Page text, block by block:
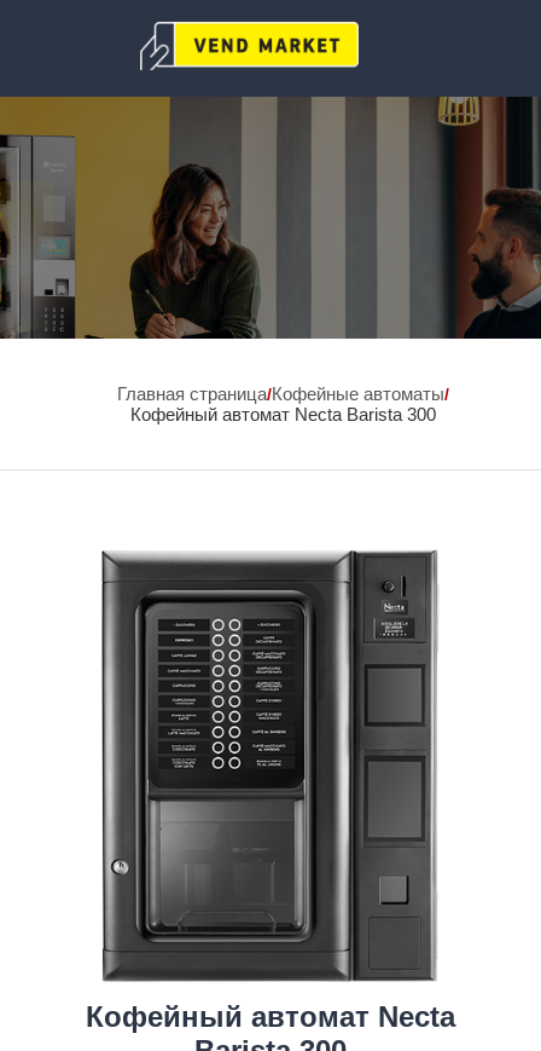
Главная страница/Кофейные автоматы/
Кофейный автомат Necta Barista 300
Кофейный автомат Necta